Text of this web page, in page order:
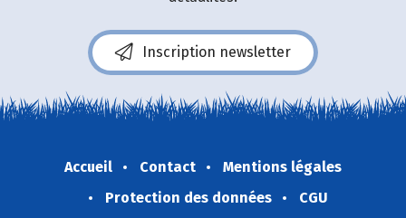
Inscription newsletter
Accueil Contact
Mentions légales
Protection des données
CGU